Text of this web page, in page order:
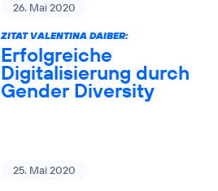
26. Mai 2020
ZITAT VALENTINA DAIBER:
Erfolgreiche
Digitalisierung durch
Gender Diversity
25. Mai 2020